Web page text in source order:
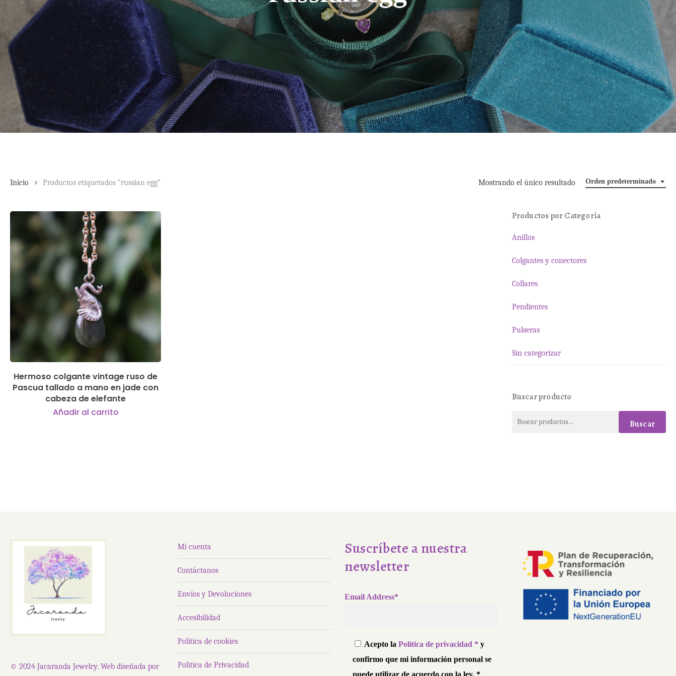
Orden predeterminado
Mostrando el único resultado
Inicio Productos etiquetados “russian egg”
350,00
Hermoso colgante vintage ruso de
Pascua tallado a mano en jade con
cabeza de elefante
Añadir al carrito
Productos por Categoría
Anillos
Colgantes y conectores
Collares
Pendientes
Pulseras
Sin categorizar
Buscar producto
Buscar
Buscar
© 2024 Jacaranda Jewelry. Web diseñada por
Mi cuenta
Contáctanos
Envíos y Devoluciones
Accesibilidad
Política de cookies
Politica de Privacidad
Suscríbete a nuestra
newsletter
Email Address*
Acepto laPolítica de privacidad *y
confirmo que mi información personal se
puede utilizar de acuerdo con la ley. *